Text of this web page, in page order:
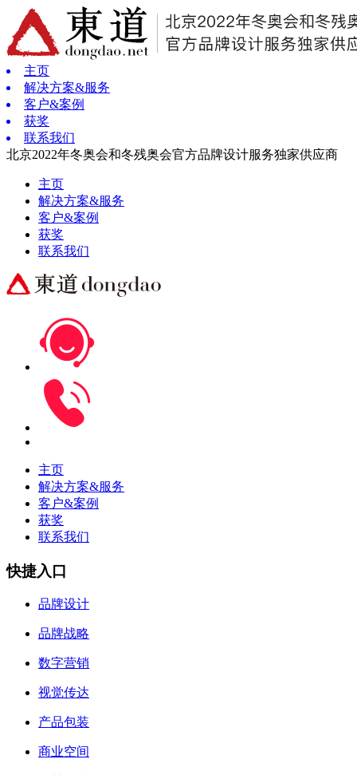
主页
解决方案&服务
客户&案例
获奖
联系我们
北京2022年冬奥会和冬残奥会官方品牌设计服务独家供应商
主页
解决方案&服务
客户&案例
获奖
联系我们
主页
解决方案&服务
客户&案例
获奖
联系我们
快捷入口
品牌设计
品牌战略
数字营销
视觉传达
产品包装
商业空间